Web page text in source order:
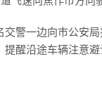
警一边向市公安局
提醒沿途车辆注意